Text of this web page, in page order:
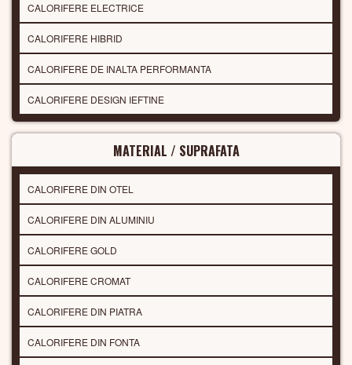
CALORIFERE ELECTRICE
CALORIFERE HIBRID
CALORIFERE DE INALTA PERFORMANTA
CALORIFERE DESIGN IEFTINE
MATERIAL / SUPRAFATA
CALORIFERE DIN OTEL
CALORIFERE DIN ALUMINIU
CALORIFERE GOLD
CALORIFERE CROMAT
CALORIFERE DIN PIATRA
CALORIFERE DIN FONTA